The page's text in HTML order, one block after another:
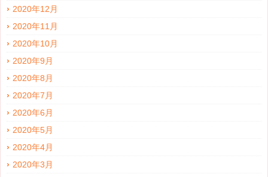
2020年12月
2020年11月
2020年10月
2020年9月
2020年8月
2020年7月
2020年6月
2020年5月
2020年4月
2020年3月